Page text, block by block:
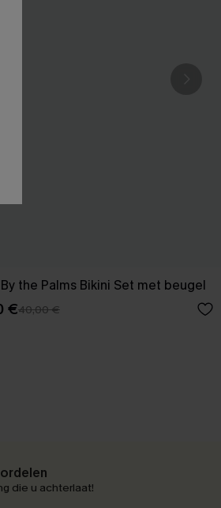
the Palms Bikini Set met beugel
€40,00 €
die u achterlaat!